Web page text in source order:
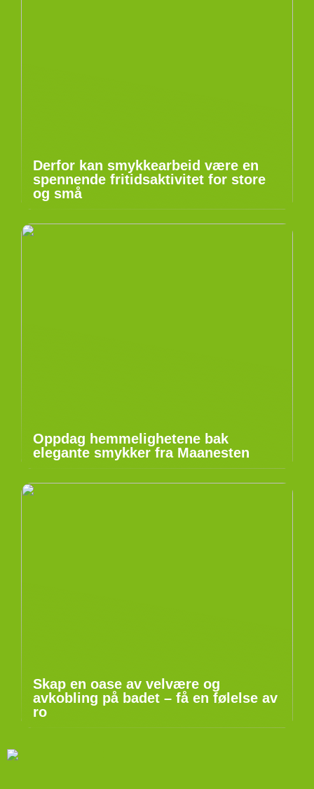
Derfor kan smykkearbeid være en
spennende fritidsaktivitet for store
og små
Oppdag hemmelighetene bak
elegante smykker fra Maanesten
Skap en oase av velvære og
avkobling på badet – få en følelse av
ro